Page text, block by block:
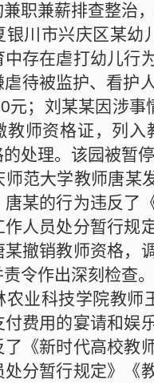
职兼薪排查整治
银川市兴庆区某幼
存在虐打幼儿行
虐待被监护、看护
元；刘某某因涉事
教师资格证，列
处理。该园被暂
师范大学教师唐某
唐某的行为违反了
作人员处分暂行
某撤销教师资格，
令作出深刻检查。
农业科技学院教师
付费用的宴请和娱
了《新时代高校教
分暂行规定》《